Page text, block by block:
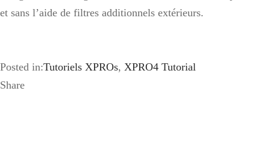
et sans l’aide de filtres additionnels extérieurs.
Posted in:Tutoriels XPROs, XPRO4 Tutorial
Share